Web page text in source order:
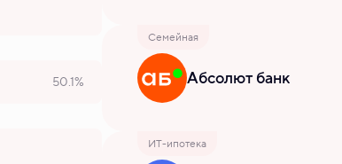
50.1%
Семейная
Абсолют банк
ИТ-ипотека